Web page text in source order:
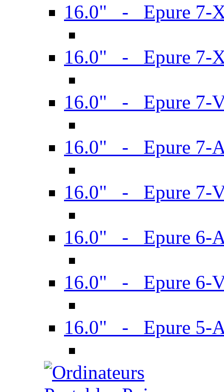
16.0" - Epure 7-
16.0" - Epure 7-
16.0" - Epure 7-
16.0" - Epure 7-
16.0" - Epure 7-
16.0" - Epure 6-
16.0" - Epure 6-
16.0" - Epure 5-